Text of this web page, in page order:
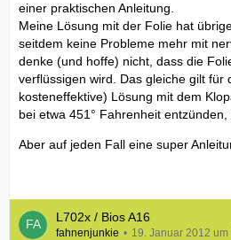
einer praktischen Anleitung.
Meine Lösung mit der Folie hat
seitdem keine Probleme mehr mit
denke (und hoffe) nicht, dass die
verflüssigen wird. Das gleiche gilt für
kosteneffektive) Lösung mit dem
bei etwa 451° Fahrenheit
Aber auf jeden Fall eine super
L702x / Bios A16
fahnenjunkie 19. Januar 2012 um